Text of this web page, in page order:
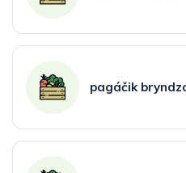
pagáčik